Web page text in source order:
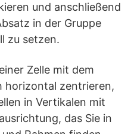
und anschließend
in der Gruppe
zu setzen.
Zelle mit dem
horizontal zentrieren,
in Vertikalen mit
das Sie in